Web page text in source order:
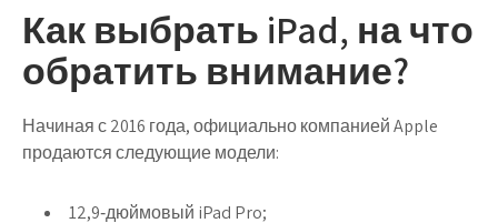
Как выбрать iPad, на что
обратить внимание?
Начиная с 2016 года, официально компанией Apple
продаются следующие модели:
12,9‑дюймовый iPad Pro;